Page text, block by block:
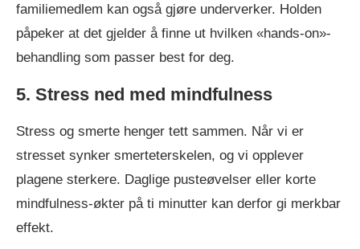
familiemedlem kan også gjøre underverker. Holden
påpeker at det gjelder å finne ut hvilken «hands-on»-
behandling som passer best for deg.
5. Stress ned med mindfulness
Stress og smerte henger tett sammen. Når vi er
stresset synker smerteterskelen, og vi opplever
plagene sterkere. Daglige pusteøvelser eller korte
mindfulness-økter på ti minutter kan derfor gi merkbar
effekt.